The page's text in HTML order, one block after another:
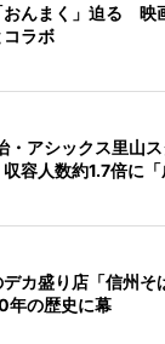
おんまく」迫る 映
コラボ
・アシックス里山
容人数約1.7倍に「
カ盛り店「信州そ
の歴史に幕